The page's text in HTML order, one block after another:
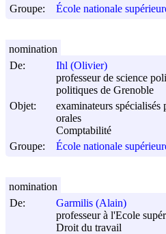
Groupe:
École nationale
De:
Ihl (Olivier)
professeur de science
politiques de Grenoble
Objet:
examinateurs spécialisés
orales
Comptabilité
Groupe:
École nationale
nomination
De:
Garmilis (Alain)
professeur à l'Ecole
Droit du travail
nomination